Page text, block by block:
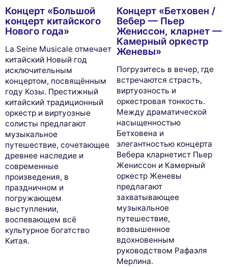
Концерт «Большой
концерт китайского
Нового года»
La Seine Musicale отмечает
китайский Новый год
исключительным
концертом, посвящённым
году Козы. Престижный
китайский традиционный
оркестр и виртуозные
солисты предлагают
музыкальное
путешествие, сочетающее
древнее наследие и
современные
произведения, в
праздничном и
погружающем
выступлении,
воспевающем всё
культурное богатство
Китая.
Концерт «Бетховен /
Вебер — Пьер
Жениссон, кларнет —
Камерный оркестр
Женевы»
Погрузитесь в вечер, где
встречаются страсть,
виртуозность и
оркестровая тонкость.
Между драматической
насыщенностью
Бетховена и
элегантностью концерта
Вебера кларнетист Пьер
Жениссон и Камерный
оркестр Женевы
предлагают
захватывающее
музыкальное
путешествие,
возвышенное
вдохновенным
руководством Рафаэля
Мерлина.